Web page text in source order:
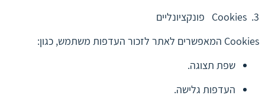
3. Cookies פונקציונליים
Cookies המאפשרים לאתר לזכור העדפות משתמש, כגון:
שפת תצוגה.
העדפות גלישה.